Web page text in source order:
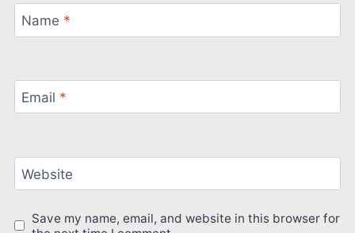
Name *
Email *
Website
Save my name, email, and website in this browser for